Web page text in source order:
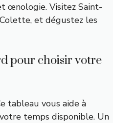
œnologie. Visitez Saint-
et dégustez les
pour choisir votre
tableau vous aide à
temps disponible. Un